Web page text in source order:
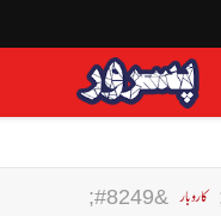
کاروبار